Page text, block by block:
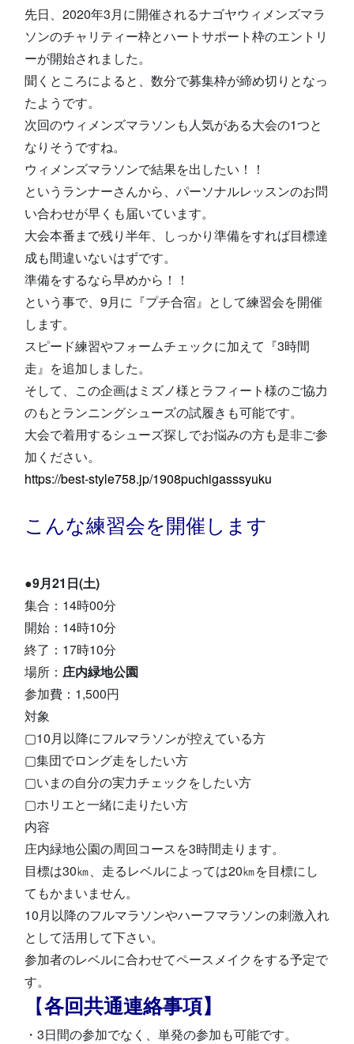
アクセス 問い合せ よくある質問
体験予約する TELする
先日、2020年3月に開催されるナゴヤウィメンズマラ
ソンのチャリティー枠とハートサポート枠のエントリ
ーが開始されました。
聞くところによると、数分で募集枠が締め切りとなっ
たようです。
次回のウィメンズマラソンも人気がある大会の1つと
なりそうですね。
ウィメンズマラソンで結果を出したい！！
というランナーさんから、パーソナルレッスンのお問
い合わせが早くも届いています。
大会本番まで残り半年、しっかり準備をすれば目標達
成も間違いないはずです。
準備をするなら早めから！！
という事で、9月に『プチ合宿』として練習会を開催
します。
スピード練習やフォームチェックに加えて『3時間
走』を追加しました。
そして、この企画はミズノ様とラフィート様のご協力
のもとランニングシューズの試履きも可能です。
大会で着用するシューズ探しでお悩みの方も是非ご参
加ください。
https://best-style758.jp/1908puchigasssyuku
こんな練習会を開催します
●9月21日(土)
集合：14時00分
開始：14時10分
終了：17時10分
場所： 庄内緑地公園
参加費：1,500円
対象
▢10月以降にフルマラソンが控えている方
▢集団でロング走をしたい方
▢いまの自分の実力チェックをしたい方
▢ホリエと一緒に走りたい方
内容
庄内緑地公園の周回コースを3時間走ります。
目標は30㎞、走るレベルによっては20㎞を目標にし
てもかまいません。
10月以降のフルマラソンやハーフマラソンの刺激入れ
として活用して下さい。
参加者のレベルに合わせてペースメイクをする予定で
す。
【各回共通連絡事項】
・3日間の参加でなく、単発の参加も可能です。